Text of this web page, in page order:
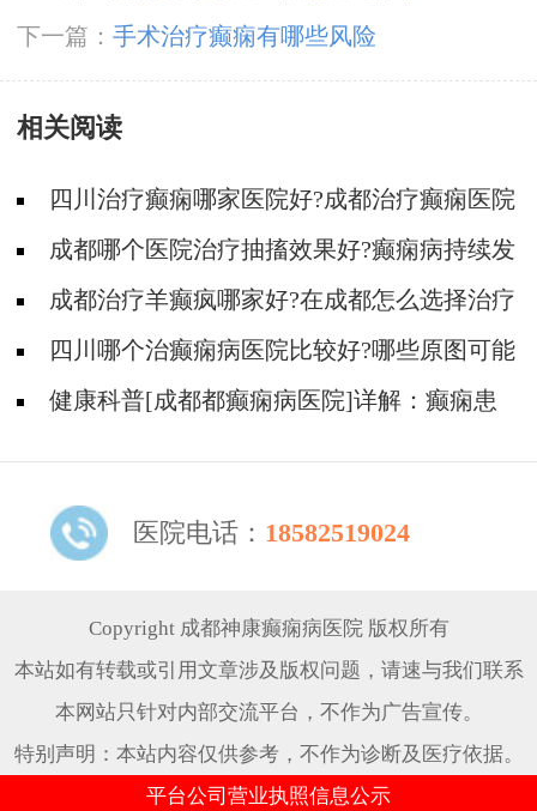
下一篇： 手术治疗癫痫有哪些风险
相关阅读
四川治疗癫痫哪家医院好?成都治疗癫痫医院
哪家好?
成都哪个医院治疗抽搐效果好?癫痫病持续发
作有什么其他症状?
成都治疗羊癫疯哪家好?在成都怎么选择治疗
癫痫好医院?
四川哪个治癫痫病医院比较好?哪些原图可能
导致患上癫痫病?
健康科普[成都都癫痫病医院]详解：癫痫患
医院电话： 18582519024
Copyright 成都神康癫痫病医院 版权所有
本站如有转载或引用文章涉及版权问题，请速与我们联系
本网站只针对内部交流平台，不作为广告宣传。
特别声明：本站内容仅供参考，不作为诊断及医疗依据。
平台公司营业执照信息公示